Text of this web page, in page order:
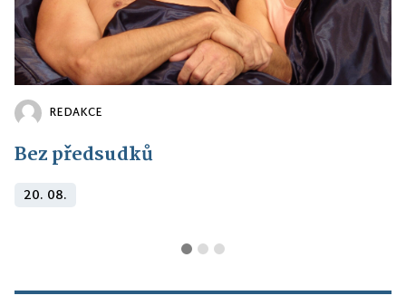
REDAKCE
Bez předsudků
20. 08.